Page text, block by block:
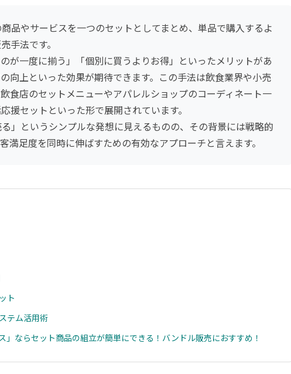
品やサービスを一つのセットとしてまとめ、単品で購入するよ
手法です。
が一度に揃う」「個別に買うよりお得」といったメリットがあ
向上といった効果が期待できます。この手法は飲食業界や小売
食店のセットメニューやアパレルショップのコーディネート一
援セットといった形で展開されています。
」というシンプルな発想に見えるものの、その背景には戦略的
満足度を同時に伸ばすための有効なアプローチと言えます。
ト
テム活用術
」ならセット商品の組立が簡単にできる！バンドル販売におすすめ！